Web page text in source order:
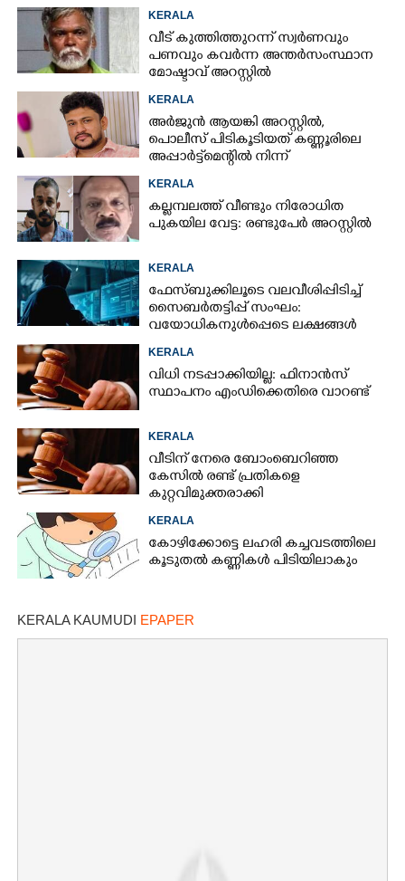
KERALA
വീട് കുത്തിത്തുറന്ന് സ്വർണവും
പണവും കവർന്ന അന്തർസംസ്ഥാന
മോഷ്ടാവ് അറസ്റ്റിൽ
KERALA
അർജുൻ ആയങ്കി അറസ്റ്റിൽ,
പൊലീസ് പിടികൂടിയത് കണ്ണൂരിലെ
അപ്പാർട്ട്‌മെന്റിൽ നിന്ന്
KERALA
കല്ലമ്പലത്ത് വീണ്ടും നിരോധിത
പുകയില വേട്ട: രണ്ടുപേർ അറസ്റ്റിൽ
KERALA
ഫേസ്ബുക്കിലൂടെ വലവീശിപ്പിടിച്ച്
സൈബർതട്ടിപ്പ് സംഘം:
വയോധികനുൾപ്പെടെ ലക്ഷങ്ങൾ
KERALA
വിധി നടപ്പാക്കിയില്ല: ഫിനാൻസ്
സ്ഥാപനം എംഡിക്കെതിരെ വാറണ്ട്
KERALA
വീടിന് നേരെ ബോംബെറിഞ്ഞ
കേസിൽ രണ്ട് പ്രതികളെ
കുറ്റവിമുക്തരാക്കി
KERALA
കോഴിക്കോട്ടെ ലഹരി കച്ചവടത്തിലെ
കൂടുതൽ കണ്ണികൾ പിടിയിലാകും
KERALA KAUMUDI EPAPER